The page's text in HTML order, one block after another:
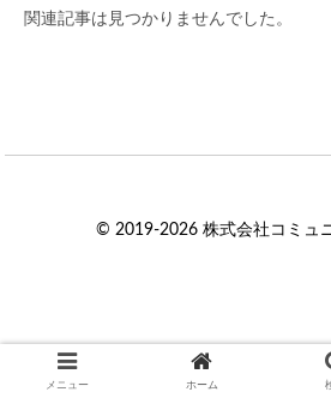
関連記事は見つかりませんでした。
© 2019-2026 株式会社コミュ
メニュー ホーム